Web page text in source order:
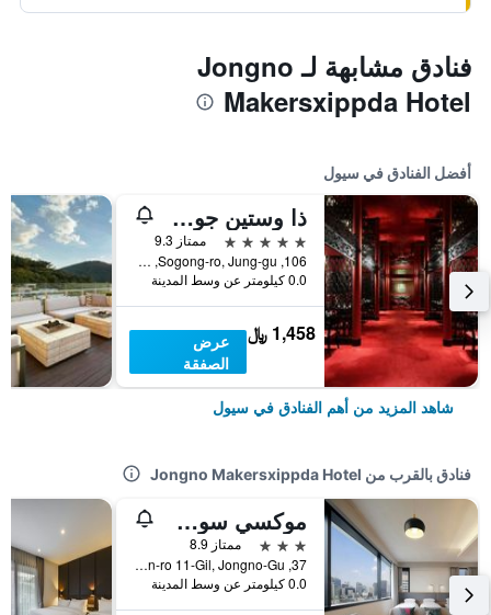
فنادق مشابهة لـ Jongno
Makersxippda Hotel
أفضل الفنادق في سيول
ذا وستين جوسون سول
5 نجوم
ممتاز 9.3
106, Sogong-ro, Jung-gu, سيول, كوريا الجنوبية
0.0 كيلومتر عن وسط المدينة
1,458 ﷼
عرض
الصفقة
شاهد المزيد من أهم الفنادق في سيول
فنادق بالقرب من Jongno Makersxippda Hotel
موكسي سول إنسادونج
3 نجوم
ممتاز 8.9
37, Donhwamun-ro 11-Gil, Jongno-Gu, سيول, كوريا الجنوبية
0.0 كيلومتر عن وسط المدينة